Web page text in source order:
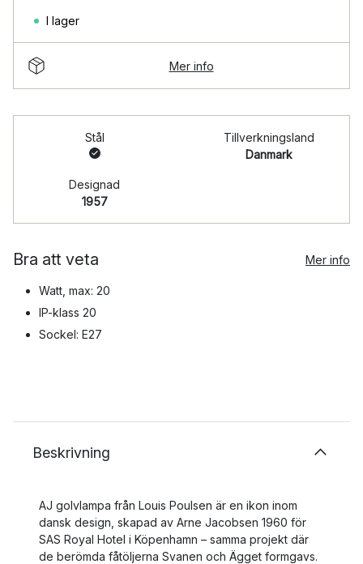
I lager
Mer info
Stål
Tillverkningsland
Danmark
Designad
1957
Bra att veta Mer info
Watt, max: 20
IP-klass 20
Sockel: E27
Beskrivning
AJ golvlampa från Louis Poulsen är en ikon inom
dansk design, skapad av Arne Jacobsen 1960 för
SAS Royal Hotel i Köpenhamn – samma projekt där
de berömda fåtöljerna Svanen och Ägget formgavs.